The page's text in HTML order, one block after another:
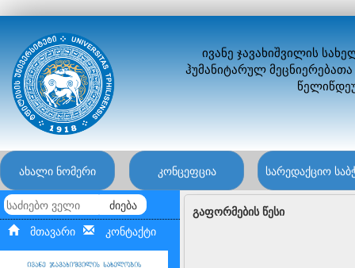
ივანე ჯავახიშვილის
ჰუმანიტარულ
ახალი ნომერი კონცეფცია სარედაქციო
ძიება
მთავარი კონტაქტი
გაფორმების წესი